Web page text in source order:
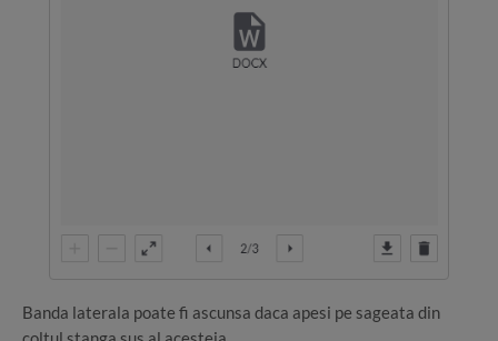
Banda laterala poate fi ascunsa daca apesi pe sageata din